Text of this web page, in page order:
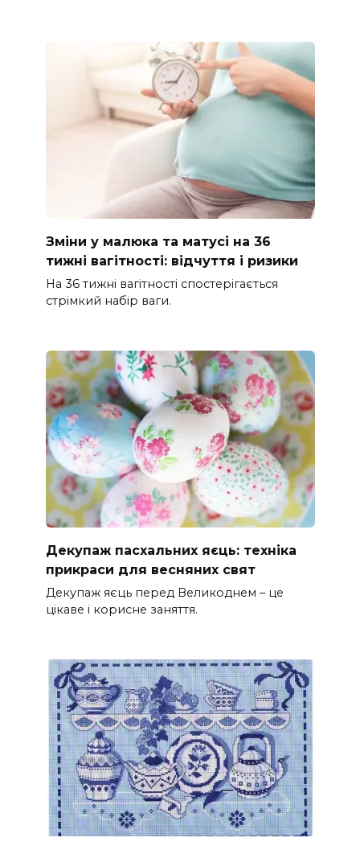
Зміни у малюка та матусі на 36
тижні вагітності: відчуття і ризики
На 36 тижні вагітності спостерігається
стрімкий набір ваги.
Декупаж пасхальних яєць: техніка
прикраси для весняних свят
Декупаж яєць перед Великоднем – це
цікаве і корисне заняття.